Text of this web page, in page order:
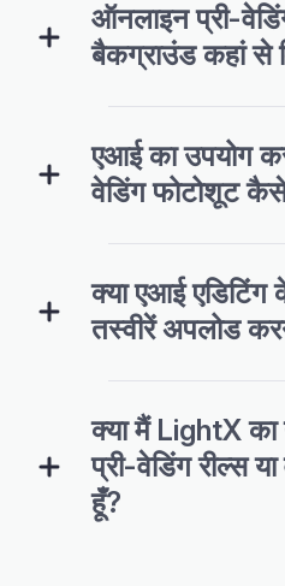
ऑनलाइन प्री-
बैकग्राउंड कहां से
एआई का उपयोग
वेडिंग फोटोशूट
क्या एआई एडिटिंग
तस्वीरें अपलोड
क्या मैं LightX
प्री-वेडिंग रील्स
हूँ?